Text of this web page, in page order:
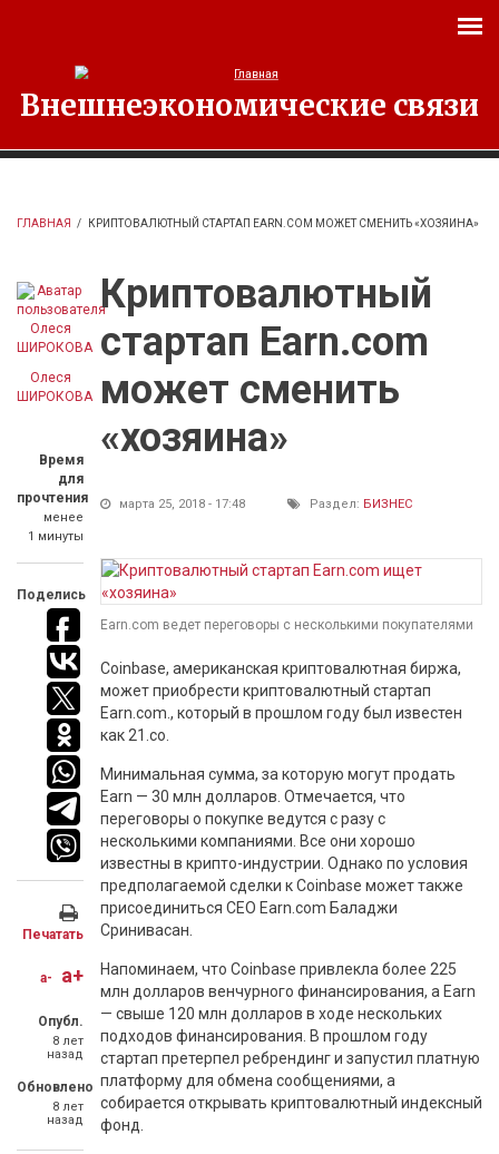
Внешнеэкономические связи
ГЛАВНАЯ / КРИПТОВАЛЮТНЫЙ СТАРТАП EARN.COM МОЖЕТ СМЕНИТЬ «ХОЗЯИНА»
Олеся
ШИРОКОВА
Время
для
прочтения
менее
1 минуты
Поделись
Печатать
a- a+
Опубл.
8 лет
назад
Обновлено
8 лет
назад
Криптовалютный
стартап Earn.com
может сменить
«хозяина»
марта 25, 2018 - 17:48 Раздел: БИЗНЕС
Earn.com ведет переговоры с несколькими покупателями
Coinbase, американская криптовалютная биржа,
может приобрести криптовалютный стартап
Earn.com., который в прошлом году был известен
как 21.co.
Минимальная сумма, за которую могут продать
Earn — 30 млн долларов. Отмечается, что
переговоры о покупке ведутся с разу с
несколькими компаниями. Все они хорошо
известны в крипто-индустрии. Однако по условия
предполагаемой сделки к Coinbase может также
присоединиться CEO Earn.com Баладжи
Сринивасан.
Напоминаем, что Coinbase привлекла более 225
млн долларов венчурного финансирования, а Earn
— свыше 120 млн долларов в ходе нескольких
подходов финансирования. В прошлом году
стартап претерпел ребрендинг и запустил платную
платформу для обмена сообщениями, а
собирается открывать криптовалютный индексный
фонд.